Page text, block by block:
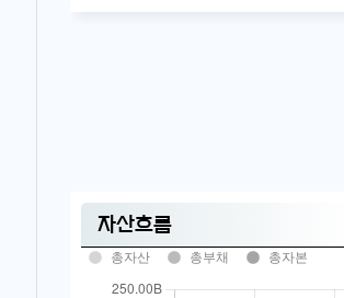
자산흐름
총자산 총부채 총자본